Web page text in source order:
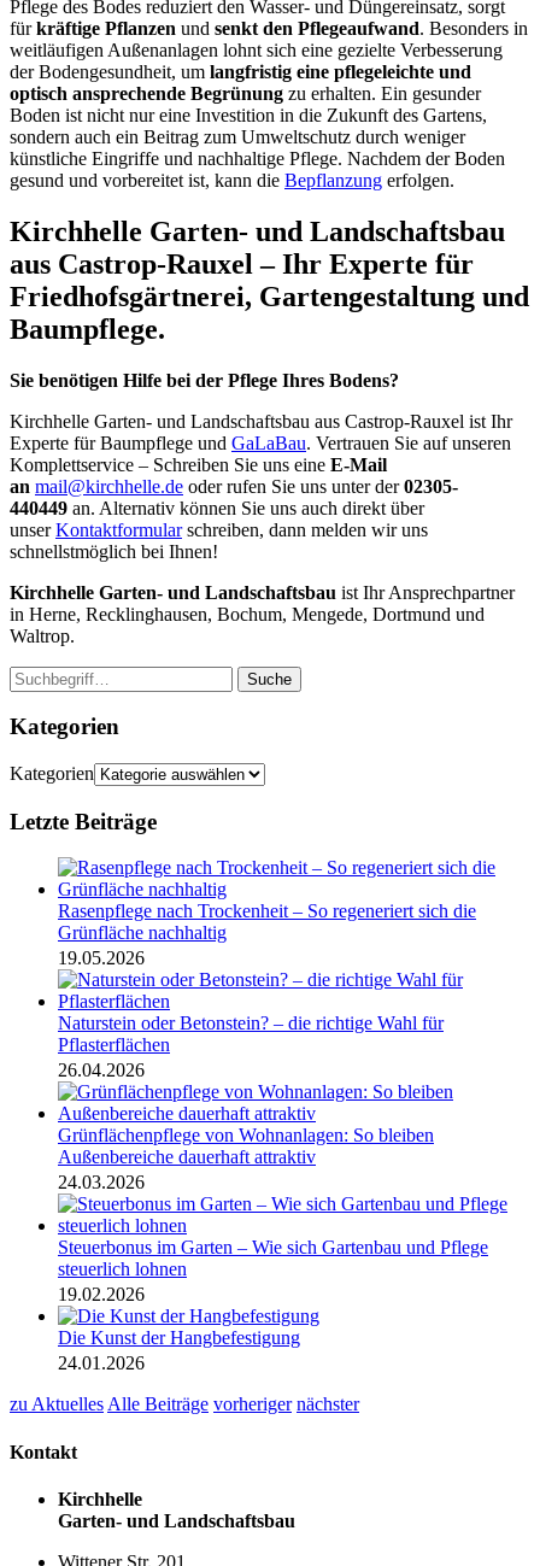
Pflege des Bodes reduziert den Wasser- und Düngereinsatz, sorgt
fürkräftige Pflanzen und senkt den Pflegeaufwand. Besonders in
weitläufigen Außenanlagen lohnt sich eine gezielte Verbesserung
der Bodengesundheit, um langfristig eine pflegeleichte und
optisch ansprechende Begrünung zu erhalten. Ein gesunder
Boden ist nicht nur eine Investition in die Zukunft des Gartens,
sondern auch ein Beitrag zum Umweltschutz durch weniger
künstliche Eingriffe und nachhaltige Pflege. Nachdem der Boden
gesund und vorbereitet ist, kann die Bepflanzung erfolgen.
Kirchhelle Garten- und Landschaftsbau
aus Castrop-Rauxel – Ihr Experte für
Friedhofsgärtnerei, Gartengestaltung und
Baumpflege.
Sie benötigen Hilfe bei der Pflege Ihres Bodens?
Kirchhelle Garten- und Landschaftsbau aus Castrop-Rauxel ist Ihr
Experte für Baumpflege und GaLaBau. Vertrauen Sie auf unseren
Komplettservice – Schreiben Sie uns eine E-Mail
an mail@kirchhelle.de oder rufen Sie uns unter der02305-
440449 an. Alternativ können Sie uns auch direkt über
unserKontaktformularschreiben, dann melden wir uns
schnellstmöglich bei Ihnen!
Kirchhelle Garten- und Landschaftsbau ist Ihr Ansprechpartner
in Herne, Recklinghausen, Bochum, Mengede, Dortmund und
Waltrop.
Suche
Kategorien
Kategorien
Letzte Beiträge
Rasenpflege nach Trockenheit – So regeneriert sich die
Grünfläche nachhaltig
19.05.2026
Naturstein oder Betonstein? – die richtige Wahl für
Pflasterflächen
26.04.2026
Grünflächenpflege von Wohnanlagen: So bleiben
Außenbereiche dauerhaft attraktiv
24.03.2026
Steuerbonus im Garten – Wie sich Gartenbau und Pflege
steuerlich lohnen
19.02.2026
Die Kunst der Hangbefestigung
24.01.2026
zu Aktuelles Alle Beiträge vorheriger nächster
Kontakt
Kirchhelle
Garten- und Landschaftsbau
Wittener Str. 201